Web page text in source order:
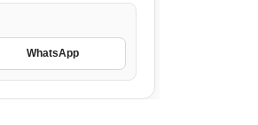
WhatsApp